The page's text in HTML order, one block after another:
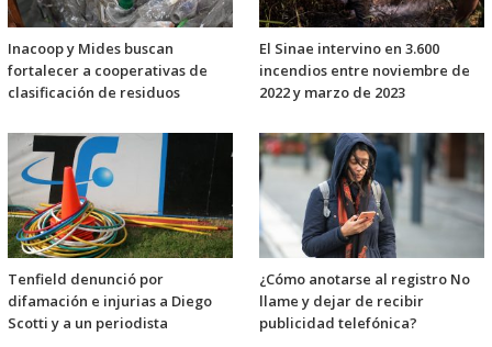
Inacoop y Mides buscan
fortalecer a cooperativas de
clasificación de residuos
El Sinae intervino en 3.600
incendios entre noviembre de
2022 y marzo de 2023
Tenfield denunció por
difamación e injurias a Diego
Scotti y a un periodista
¿Cómo anotarse al registro No
llame y dejar de recibir
publicidad telefónica?